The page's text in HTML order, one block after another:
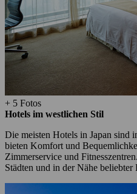
+ 5 Fotos
Hotels im westlichen Stil
Die meisten Hotels in Japan sind
bieten Komfort und
Zimmerservice und
Städten und in der Nähe beliebter